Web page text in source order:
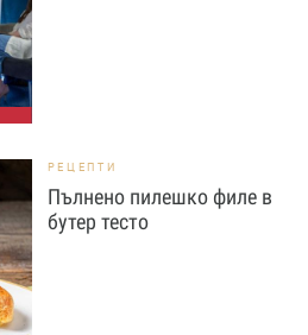
РЕЦЕПТИ
Пълнено пилешко филе в
бутер тесто